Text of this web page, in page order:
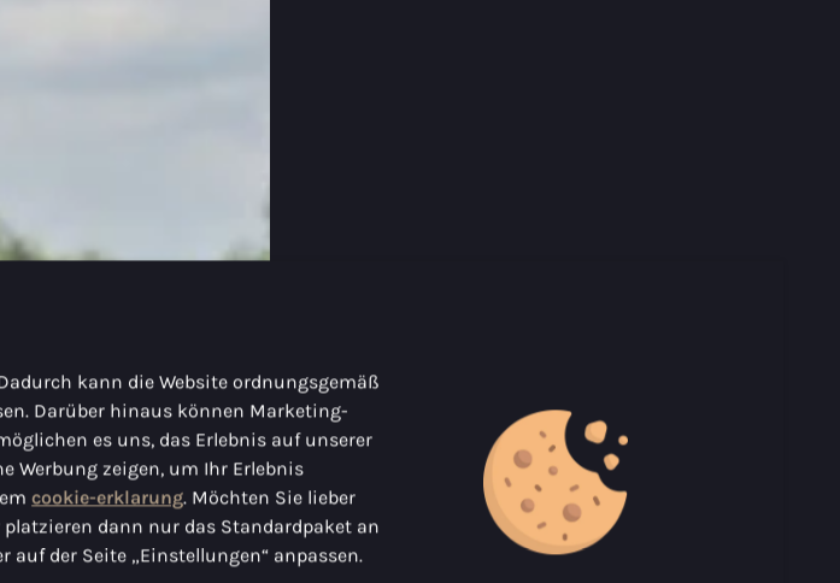
Über die Maxima 920 cabin
Spezifikationen
kann die Website ordnungsgemäß
Darüber hinaus können Marketing-
es uns, das Erlebnis auf unserer
Werbung zeigen, um Ihr Erlebnis
cookie-erklarung. Möchten Sie lieber
platzieren dann nur das Standardpaket an
der Seite „Einstellungen“ anpassen.